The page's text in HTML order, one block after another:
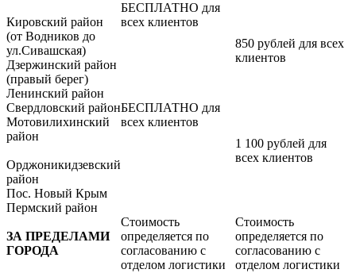
Кировский район
(от Водников до
ул.Сивашская)
Дзержинский район
(правый берег)
Ленинский район
Свердловский район
Мотовилихинский
район
Орджоникидзевский
район
Пос. Новый Крым
Пермский район
БЕСПЛАТНО для
всех клиентов
БЕСПЛАТНО для
всех клиентов
850 рублей для всех
клиентов
1 100 рублей для
всех клиентов
ЗА ПРЕДЕЛАМИ
ГОРОДА
Стоимость
определяется по
согласованию с
отделом логистики
Стоимость
определяется по
согласованию с
отделом логистики